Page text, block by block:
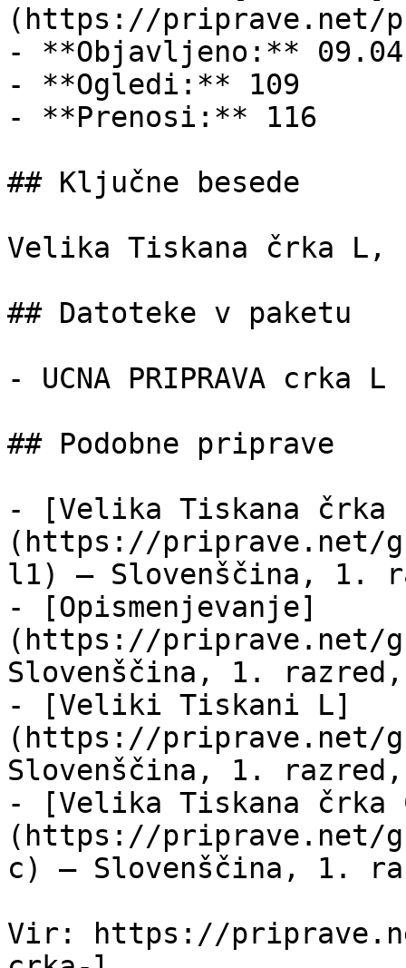
(https://priprave.net/
- **Objavljeno:**
- **Ogledi:** 109
- **Prenosi:** 116
## Ključne besede
Velika Tiskana črka
## Datoteke v paketu
- UCNA PRIPRAVA
## Podobne priprave
- [Velika Tiskana črka
(https://priprave.net/
l1) — Slovenščina, 1.
- [Opismenjevanje]
(https://priprave.net/
Slovenščina, 1. razred,
- [Veliki Tiskani L]
(https://
Slovenščina, 1. razred,
- [Velika Tiskana črka
(https://priprave.net/
c) — Slovenščina, 1.
Vir: https://